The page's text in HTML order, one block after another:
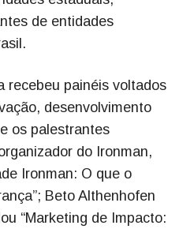
de entidades
recebeu painéis voltados
desenvolvimento
os palestrantes
do Ironman,
Ironman: O que o
Beto Althenhofen
“Marketing de Impacto: